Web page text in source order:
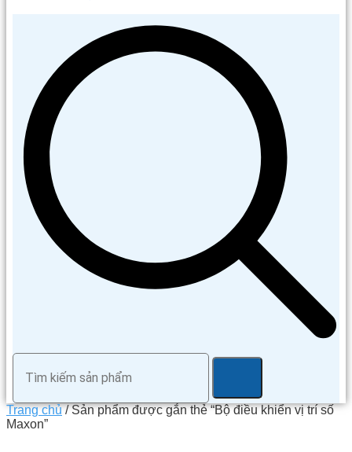
Trang chủ/ Sản phẩm được gắn thẻ “Bộ điều khiển vị trí số
Maxon”